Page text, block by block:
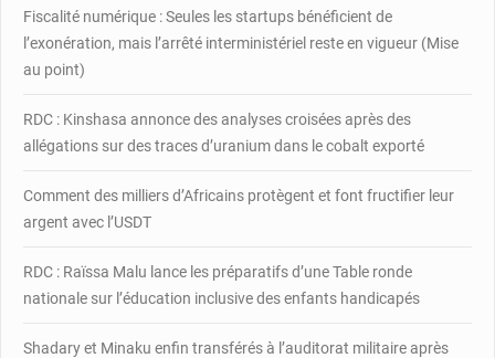
Fiscalité numérique : Seules les startups bénéficient de
l’exonération, mais l’arrêté interministériel reste en vigueur (Mise
au point)
RDC : Kinshasa annonce des analyses croisées après des
allégations sur des traces d’uranium dans le cobalt exporté
Comment des milliers d’Africains protègent et font fructifier leur
argent avec l’USDT
RDC : Raïssa Malu lance les préparatifs d’une Table ronde
nationale sur l’éducation inclusive des enfants handicapés
Shadary et Minaku enfin transférés à l’auditorat militaire après